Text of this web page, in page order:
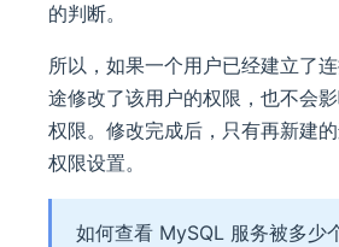
的判断。
所以，如果一个用户已经建立了
途修改了该用户的权限，也不会
权限。修改完成后，只有再新建
权限设置。
如何查看 MySQL 服务被多少